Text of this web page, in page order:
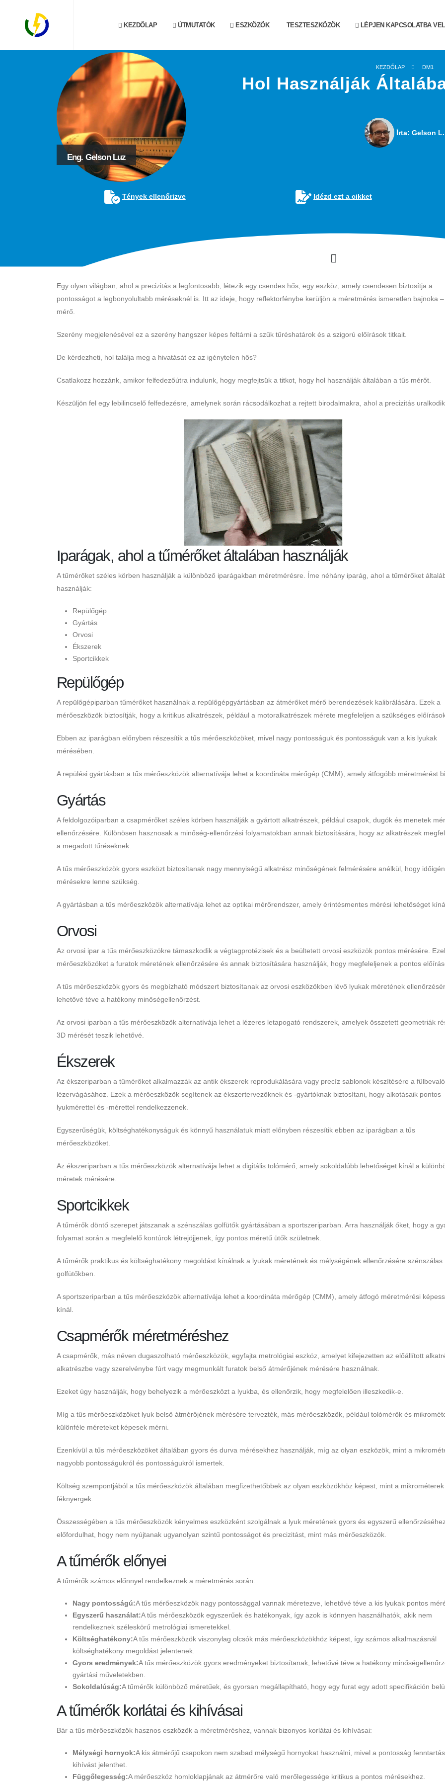
KEZDŐLAP ÚTMUTATÓK ESZKÖZÖK TESZTESZKÖZÖK LÉPJEN KAPCSOLATBA
Eng. Gelson Luz
KEZDŐLAP DM1
Hol Használják
Írta: Gelson L.
Tények ellenőrizve Idézd ezt a cikket
Egy olyan világban, ahol a precizitás a legfontosabb, létezik egy csendes hős, egy eszköz, amely csendesen biztosítja a
pontosságot a legbonyolultabb méréseknél is. Itt az ideje, hogy reflektorfénybe kerüljön a méretmérés ismeretlen bajnoka
mérő.
Szerény megjelenésével ez a szerény hangszer képes feltárni a szűk tűréshatárok és a szigorú előírások titkait.
De kérdezheti, hol találja meg a hivatását ez az igénytelen hős?
Csatlakozz hozzánk, amikor felfedezőútra indulunk, hogy megfejtsük a titkot, hogy hol használják általában a tűs mérőt.
Készüljön fel egy lebilincselő felfedezésre, amelynek során rácsodálkozhat a rejtett birodalmakra, ahol a precizitás
Iparágak, ahol a tűmérőket általában használják
A tűmérőket széles körben használják a különböző iparágakban méretmérésre. Íme néhány iparág, ahol a tűmérőket
használják:
Repülőgép
Gyártás
Orvosi
Ékszerek
Sportcikkek
Repülőgép
A repülőgépiparban tűmérőket használnak a repülőgépgyártásban az átmérőket mérő berendezések kalibrálására. Ezek a
mérőeszközök biztosítják, hogy a kritikus alkatrészek, például a motoralkatrészek mérete megfeleljen a szükséges
Ebben az iparágban előnyben részesítik a tűs mérőeszközöket, mivel nagy pontosságuk és pontosságuk van a kis lyukak
mérésében.
A repülési gyártásban a tűs mérőeszközök alternatívája lehet a koordináta mérőgép (CMM), amely átfogóbb méretmérést
Gyártás
A feldolgozóiparban a csapmérőket széles körben használják a gyártott alkatrészek, például csapok, dugók és menetek
ellenőrzésére. Különösen hasznosak a minőség-ellenőrzési folyamatokban annak biztosítására, hogy az alkatrészek
a megadott tűréseknek.
A tűs mérőeszközök gyors eszközt biztosítanak nagy mennyiségű alkatrész minőségének felmérésére anélkül, hogy
mérésekre lenne szükség.
A gyártásban a tűs mérőeszközök alternatívája lehet az optikai mérőrendszer, amely érintésmentes mérési lehetőséget
Orvosi
Az orvosi ipar a tűs mérőeszközökre támaszkodik a végtagprotézisek és a beültetett orvosi eszközök pontos mérésére.
mérőeszközöket a furatok méretének ellenőrzésére és annak biztosítására használják, hogy megfeleljenek a pontos
A tűs mérőeszközök gyors és megbízható módszert biztosítanak az orvosi eszközökben lévő lyukak méretének
lehetővé téve a hatékony minőségellenőrzést.
Az orvosi iparban a tűs mérőeszközök alternatívája lehet a lézeres letapogató rendszerek, amelyek összetett geometriák
3D mérését teszik lehetővé.
Ékszerek
Az ékszeriparban a tűmérőket alkalmazzák az antik ékszerek reprodukálására vagy precíz sablonok készítésére a
lézervágásához. Ezek a mérőeszközök segítenek az ékszertervezőknek és -gyártóknak biztosítani, hogy alkotásaik pontos
lyukmérettel és -mérettel rendelkezzenek.
Egyszerűségük, költséghatékonyságuk és könnyű használatuk miatt előnyben részesítik ebben az iparágban a tűs
mérőeszközöket.
Az ékszeriparban a tűs mérőeszközök alternatívája lehet a digitális tolómérő, amely sokoldalúbb lehetőséget kínál a
méretek mérésére.
Sportcikkek
A tűmérők döntő szerepet játszanak a szénszálas golfütők gyártásában a sportszeriparban. Arra használják őket, hogy a
folyamat során a megfelelő kontúrok létrejöjjenek, így pontos méretű ütők születnek.
A tűmérők praktikus és költséghatékony megoldást kínálnak a lyukak méretének és mélységének ellenőrzésére szénszálas
golfütőkben.
A sportszeriparban a tűs mérőeszközök alternatívája lehet a koordináta mérőgép (CMM), amely átfogó méretmérési
kínál.
Csapmérők méretméréshez
A csapmérők, más néven dugaszolható mérőeszközök, egyfajta metrológiai eszköz, amelyet kifejezetten az előállított
alkatrészbe vagy szerelvénybe fúrt vagy megmunkált furatok belső átmérőjének mérésére használnak.
Ezeket úgy használják, hogy behelyezik a mérőeszközt a lyukba, és ellenőrzik, hogy megfelelően illeszkedik-e.
Míg a tűs mérőeszközöket lyuk belső átmérőjének mérésére tervezték, más mérőeszközök, például tolómérők és
különféle méreteket képesek mérni.
Ezenkívül a tűs mérőeszközöket általában gyors és durva mérésekhez használják, míg az olyan eszközök, mint a
nagyobb pontosságukról és pontosságukról ismertek.
Költség szempontjából a tűs mérőeszközök általában megfizethetőbbek az olyan eszközökhöz képest, mint a
féknyergek.
Összességében a tűs mérőeszközök kényelmes eszközként szolgálnak a lyuk méretének gyors és egyszerű
előfordulhat, hogy nem nyújtanak ugyanolyan szintű pontosságot és precizitást, mint más mérőeszközök.
A tűmérők előnyei
A tűmérők számos előnnyel rendelkeznek a méretmérés során:
Nagy pontosságú:A tűs mérőeszközök nagy pontossággal vannak méretezve, lehetővé téve a kis lyukak pontos
Egyszerű használat:A tűs mérőeszközök egyszerűek és hatékonyak, így azok is könnyen használhatók, akik nem
rendelkeznek széleskörű metrológiai ismeretekkel.
Költséghatékony:A tűs mérőeszközök viszonylag olcsók más mérőeszközökhöz képest, így számos alkalmazásnál
költséghatékony megoldást jelentenek.
Gyors eredmények:A tűs mérőeszközök gyors eredményeket biztosítanak, lehetővé téve a hatékony
gyártási műveletekben.
Sokoldalúság:A tűmérők különböző méretűek, és gyorsan megállapítható, hogy egy furat egy adott specifikáción
A tűmérők korlátai és kihívásai
Bár a tűs mérőeszközök hasznos eszközök a méretméréshez, vannak bizonyos korlátai és kihívásai:
Mélységi hornyok:A kis átmérőjű csapokon nem szabad mélységű hornyokat használni, mivel a pontosság
kihívást jelenthet.
Függőlegesség:A mérőeszköz homloklapjának az átmérőre való merőlegessége kritikus a pontos mérésekhez.